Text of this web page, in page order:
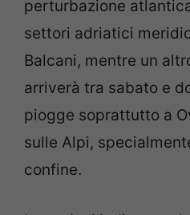
perturbazione
settori adriatici
Balcani, mentre un
arriverà tra sabato e
piogge soprattutto a
sulle Alpi,
confine.